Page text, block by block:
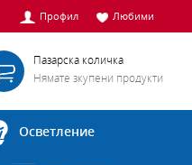
Профил Любими
Пазарска количка
Нямате зкупени продукти
Осветление